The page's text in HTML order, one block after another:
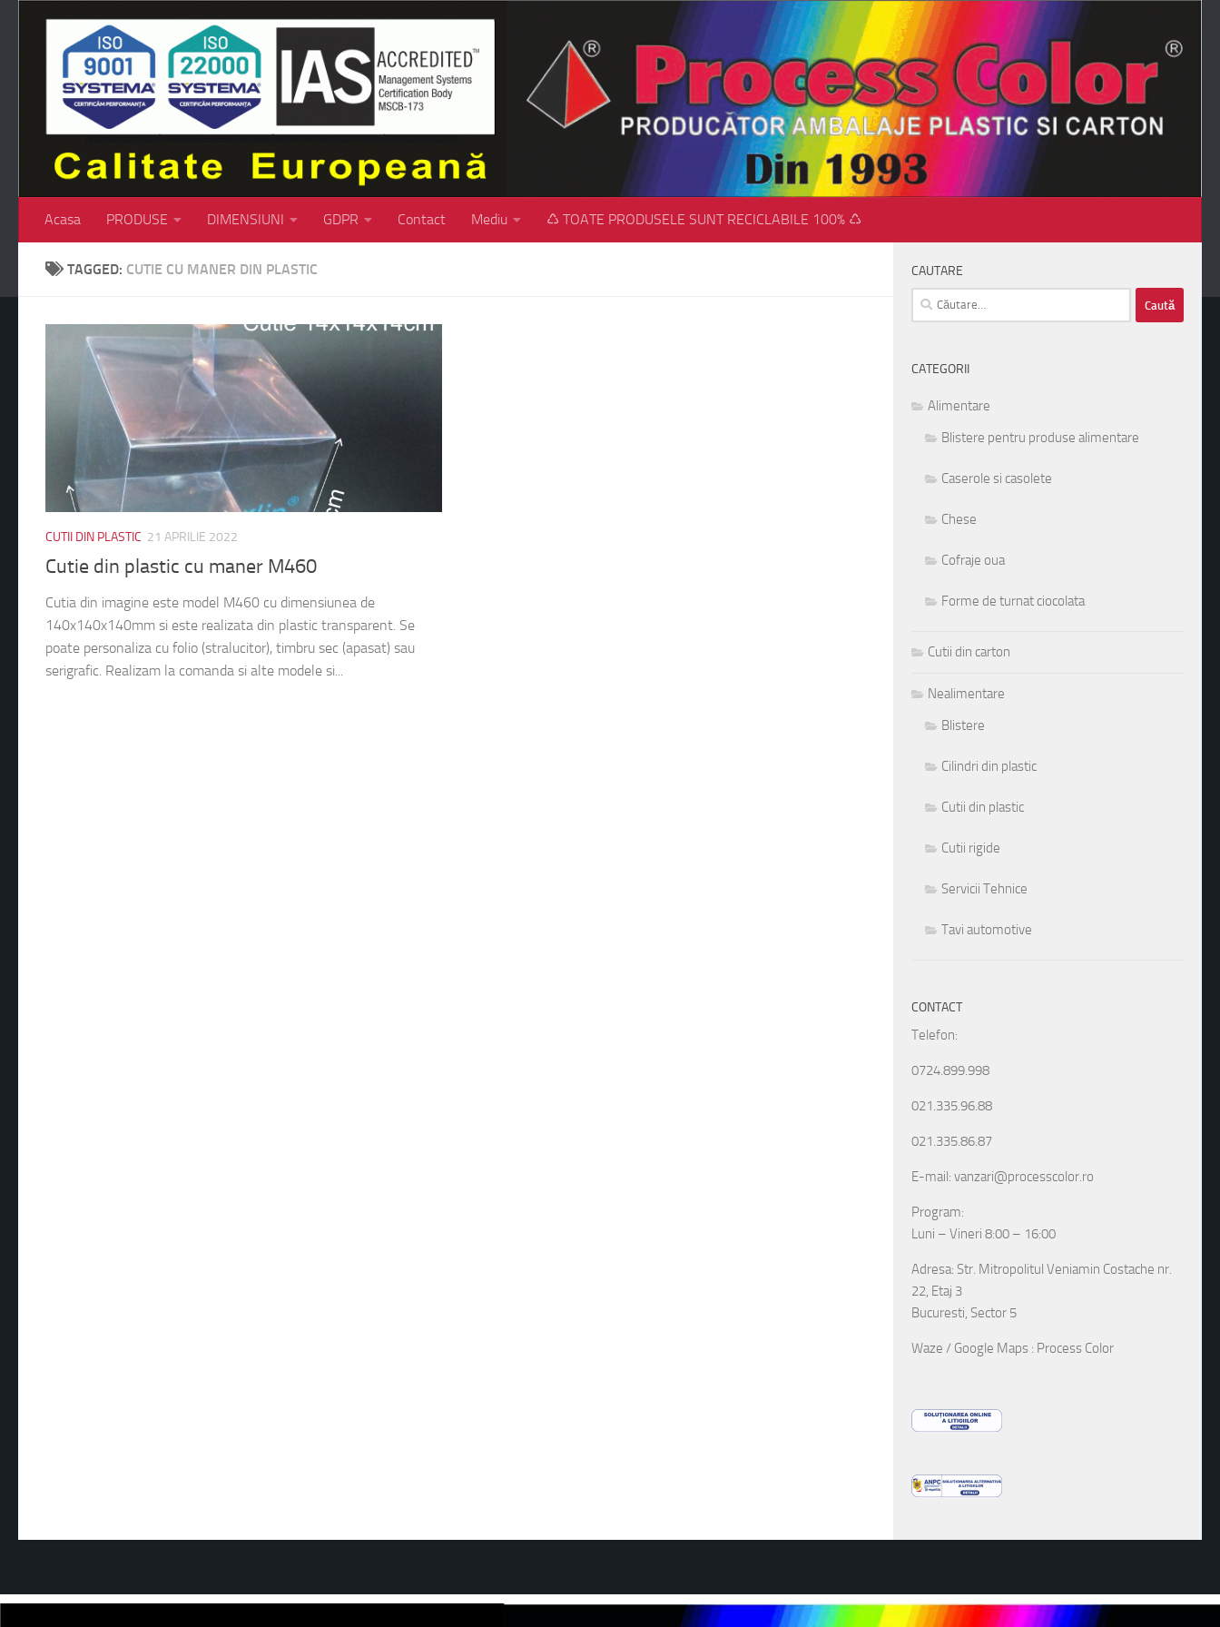
Skip to content
Acasa PRODUSE DIMENSIUNI GDPR Contact Mediu ♺ TOATE PRODUSELE SUNT RECICLABILE 100% ♺
TAGGED: CUTIE CU MANER DIN PLASTIC
CUTII DIN PLASTIC 21 APRILIE 2022
Cutie din plastic cu maner M460
Cutia din imagine este model M460 cu dimensiunea de
140x140x140mm si este realizata din plastic transparent. Se
poate personaliza cu folio (stralucitor), timbru sec (apasat) sau
serigrafic. Realizam la comanda si alte modele si...
CAUTARE
Caută
după:
CATEGORII
Alimentare
Blistere pentru produse alimentare
Caserole si casolete
Chese
Cofraje oua
Forme de turnat ciocolata
Cutii din carton
Nealimentare
Blistere
Cilindri din plastic
Cutii din plastic
Cutii rigide
Servicii Tehnice
Tavi automotive
CONTACT
Telefon:
0724.899.998
021.335.96.88
021.335.86.87
E-mail: vanzari@processcolor.ro
Program:
Luni – Vineri 8:00 – 16:00
Adresa: Str. Mitropolitul Veniamin Costache nr.
22, Etaj 3
Bucuresti, Sector 5
Waze / Google Maps : Process Color